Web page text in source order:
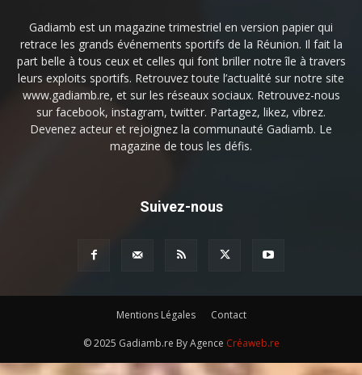
Gadiamb est un magazine trimestriel en version papier qui
retrace les grands événements sportifs de la Réunion. Il fait la
part belle à tous ceux et celles qui font briller notre île à travers
leurs exploits sportifs. Retrouvez toute l’actualité sur notre site
www.gadiamb.re, et sur les réseaux sociaux. Retrouvez-nous
sur facebook, instagram, twitter. Partagez, likez, vibrez.
Devenez acteur et rejoignez la communauté Gadiamb. Le
magazine de tous les défis.
Suivez-nous
Mentions Légales Contact
© 2025 Gadiamb.re By Agence Créaweb.re